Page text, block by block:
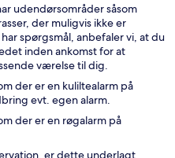
udendørsområder såsom
der muligvis ikke er
spørgsmål, anbefaler vi, at du
inden ankomst for at
værelse til dig.
der er en kuliltealarm på
evt. egen alarm.
der er en røgalarm på
er dette underlagt